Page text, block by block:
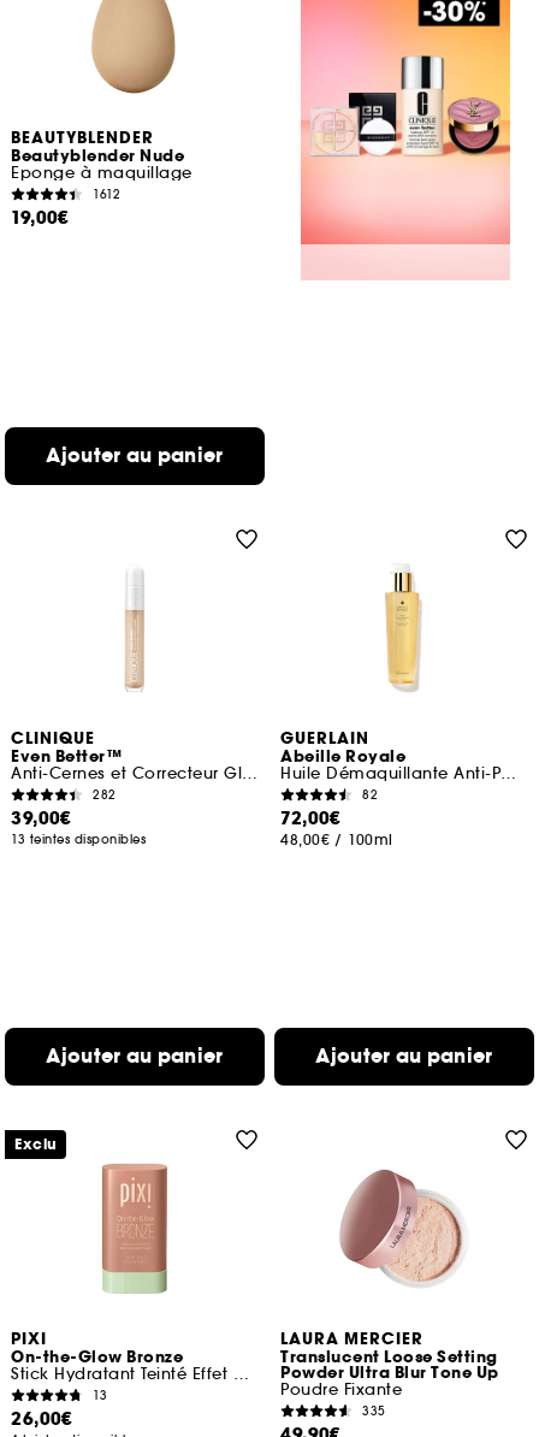
BEAUTYBLENDER
Beautyblender Nude
Eponge à maquillage
1612
19,00€
Ajouter au panier
CLINIQUE
Even Better™
Anti-Cernes et Correcteur Global
282
39,00€
13 teintes disponibles
Ajouter au panier
GUERLAIN
Abeille Royale
Huile Démaquillante Anti-Pollution
82
72,00€
48,00€ / 100ml
Ajouter au panier
PIXI
On-the-Glow Bronze
Stick Hydratant Teinté Effet Bonne Mine
13
26,00€
Exclu
LAURA MERCIER
Translucent Loose Setting
Powder Ultra Blur Tone Up
Poudre Fixante
335